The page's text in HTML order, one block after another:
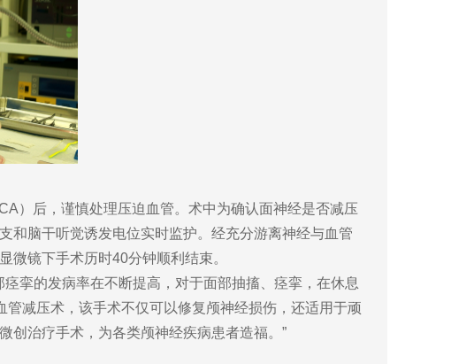
后，谨慎处理压迫血管。术中为确认面神经是否减压
和脑干听觉诱发电位实时监护。经充分游离神经与血管
微镜下手术历时40分钟顺利结束。
挛的发病率在不断提高，对于面部抽搐、痉挛，在休息
减压术，该手术不仅可以修复颅神经损伤，还适用于顽
创治疗手术，为各类颅神经疾病患者造福。”